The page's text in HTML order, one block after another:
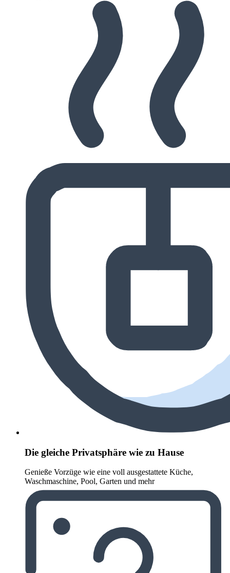
Die gleiche Privatsphäre wie zu Hause
Genieße Vorzüge wie eine voll ausgestattete Küche,
Waschmaschine, Pool, Garten und mehr